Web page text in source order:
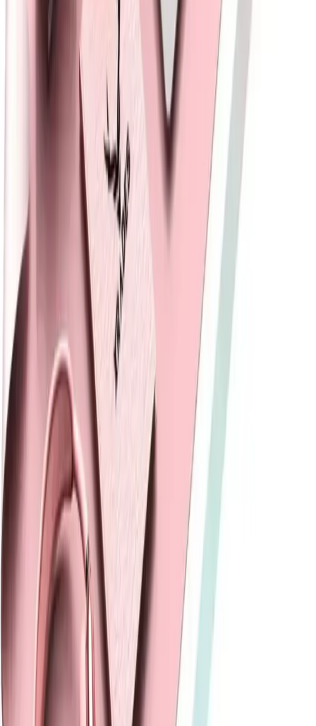
Blog
Samsung Galaxy Buds 2 için şık ve dayanıklı kalp
desenli kulaklık kılıfı
Pembe renk ve kalp deseniyle tasarlanmış, dayanıklı ve koruyucu
Samsung Galaxy Buds 2 kulaklık kılıfı, şıklık ve fonksiyonelliği bir
arada sunar. Kolay taşınabilir ve güvenli kullanım sağlar.
Daha fazla bilgi edinin
Samsung Galaxy S23 Ultra için Şık ve Dayanıklı
Silikon Kılıf Üreticisi Fibaks
Fibaks marka silikon kılıf, Samsung Galaxy S23 Ultra'yı şık tasarımı
ve yüksek koruma özellikleriyle güvenle korur. Hafif, esnek ve
pratik kullanımıyla günlük ihtiyaçlara uygun çözümler sunar.